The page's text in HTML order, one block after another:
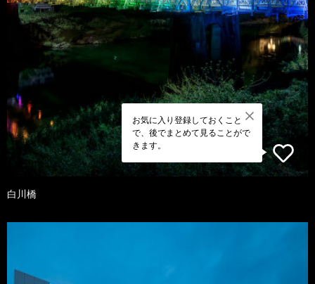
お気に入り登録しておくこと
で、後でまとめて見ることがで
きます。
白川橋